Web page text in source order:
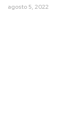
agosto 5, 2022